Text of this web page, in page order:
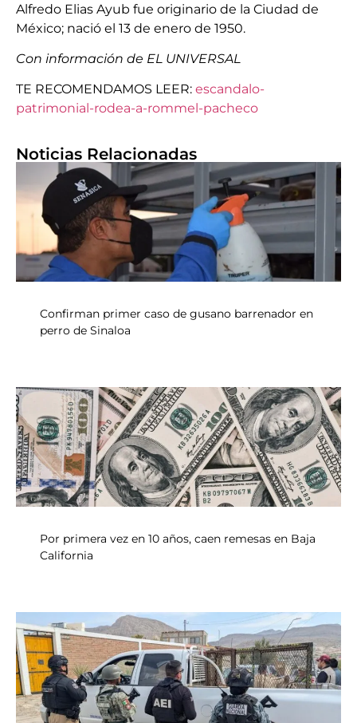
Alfredo Elias Ayub fue originario de la Ciudad de
México; nació el 13 de enero de 1950.
Con información de EL UNIVERSAL
TE RECOMENDAMOS LEER: escandalo-
patrimonial-rodea-a-rommel-pacheco
Noticias Relacionadas
Confirman primer caso de gusano barrenador en
perro de Sinaloa
Por primera vez en 10 años, caen remesas en Baja
California